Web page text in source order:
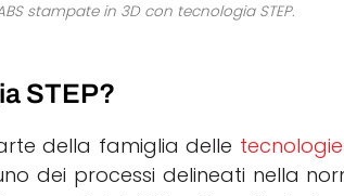
stampate in 3D con tecnologia STEP.
STEP?
della famiglia delle
dei processi delineati nella